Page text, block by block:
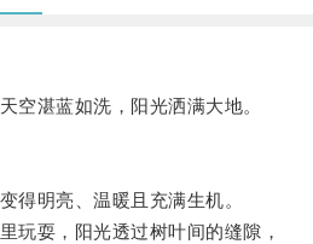
湛蓝如洗，阳光洒满大地。
明亮、温暖且充满生机。
耍，阳光透过树叶间的缝隙，